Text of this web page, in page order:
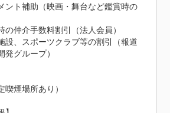
ント補助（映画・舞台など鑑賞時の
の仲介手数料割引（法人会員）
設、スポーツクラブ等の割引（報道
発グループ）
喫煙場所あり）